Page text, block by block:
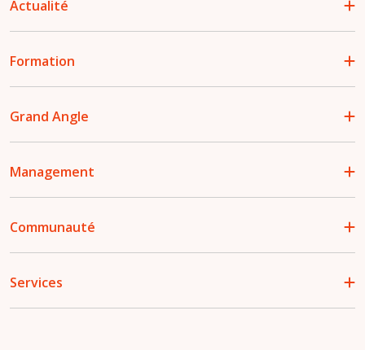
Actualité
Formation
Grand Angle
Management
Communauté
Services